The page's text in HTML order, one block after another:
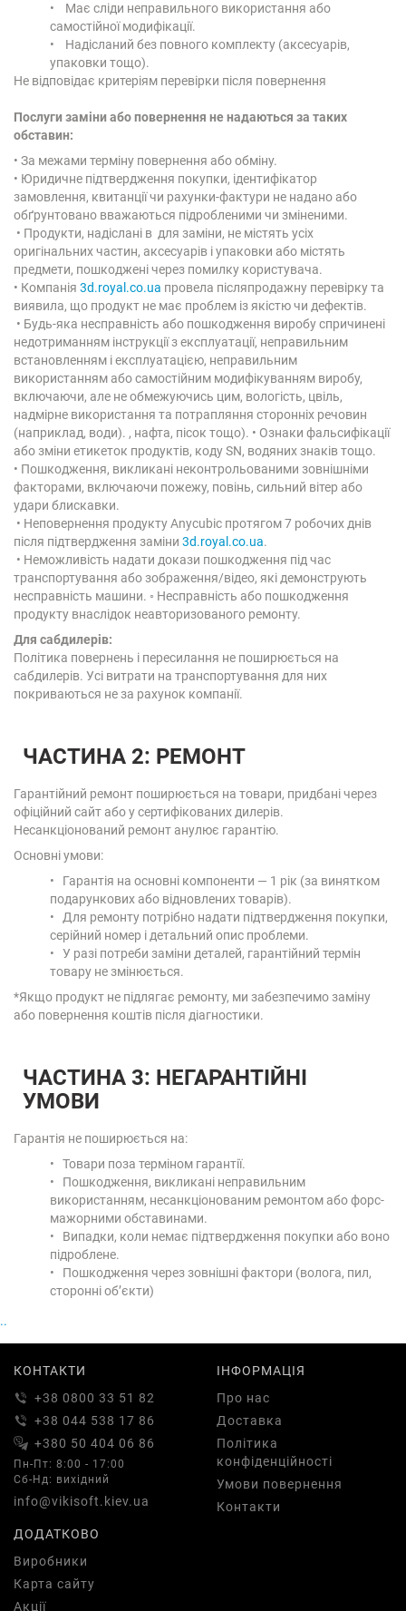
• Має сліди неправильного використання або
самостійної модифікації.
• Надісланий без повного комплекту (аксесуарів,
упаковки тощо).
Не відповідає критеріям перевірки після повернення
Послуги заміни або повернення не надаються за таких
обставин:
• За межами терміну повернення або обміну.
• Юридичне підтвердження покупки, ідентифікатор
замовлення, квитанції чи рахунки-фактури не надано або
обґрунтовано вважаються підробленими чи зміненими.
• Продукти, надіслані в для заміни, не містять усіх
оригінальних частин, аксесуарів і упаковки або містять
предмети, пошкоджені через помилку користувача.
• Компанія 3d.royal.co.ua провела післяпродажну перевірку та
виявила, що продукт не має проблем із якістю чи дефектів.
• Будь-яка несправність або пошкодження виробу спричинені
недотриманням інструкції з експлуатації, неправильним
встановленням і експлуатацією, неправильним
використанням або самостійним модифікуванням виробу,
включаючи, але не обмежуючись цим, вологість, цвіль,
надмірне використання та потрапляння сторонніх речовин
(наприклад, води). , нафта, пісок тощо). • Ознаки фальсифікації
або зміни етикеток продуктів, коду SN, водяних знаків тощо.
• Пошкодження, викликані неконтрольованими зовнішніми
факторами, включаючи пожежу, повінь, сильний вітер або
удари блискавки.
• Неповернення продукту Anycubic протягом 7 робочих днів
після підтвердження заміни 3d.royal.co.ua.
• Неможливість надати докази пошкодження під час
транспортування або зображення/відео, які демонструють
несправність машини. ◦ Несправність або пошкодження
продукту внаслідок неавторизованого ремонту.
Для сабдилерів:
Політика повернень і пересилання не поширюється на
сабдилерів. Усі витрати на транспортування для них
покриваються не за рахунок компанії.
ЧАСТИНА 2: РЕМОНТ
Гарантійний ремонт поширюється на товари, придбані через
офіційний сайт або у сертифікованих дилерів.
Несанкціонований ремонт анулює гарантію.
Основні умови:
• Гарантія на основні компоненти — 1 рік (за винятком
подарункових або відновлених товарів).
• Для ремонту потрібно надати підтвердження покупки,
серійний номер і детальний опис проблеми.
• У разі потреби заміни деталей, гарантійний термін
товару не змінюється.
*Якщо продукт не підлягає ремонту, ми забезпечимо заміну
або повернення коштів після діагностики.
ЧАСТИНА 3: НЕГАРАНТІЙНІ
УМОВИ
Гарантія не поширюється на:
• Товари поза терміном гарантії.
• Пошкодження, викликані неправильним
використанням, несанкціонованим ремонтом або форс-
мажорними обставинами.
• Випадки, коли немає підтвердження покупки або воно
підроблене.
• Пошкодження через зовнішні фактори (волога, пил,
сторонні об’єкти)
..
КОНТАКТИ
+38 0800 33 51 82
+38 044 538 17 86
+380 50 404 06 86
Пн-Пт: 8:00 - 17:00
Сб-Нд: вихідний
info@vikisoft.kiev.ua
ІНФОРМАЦІЯ
Про нас
Доставка
Політика
конфіденційності
Умови повернення
Контакти
ДОДАТКОВО
Виробники
Карта сайту
Акції